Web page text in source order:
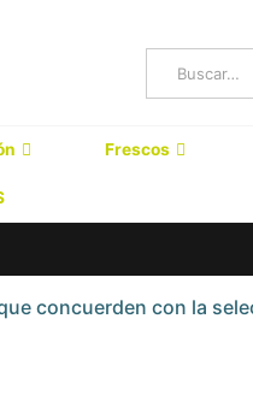
Frescos
concuerden con la